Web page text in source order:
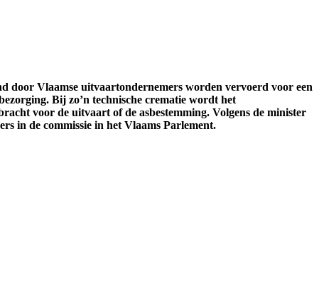
Vlaamse uitvaartondernemers worden vervoerd voor een
Bij zo’n technische crematie wordt het
voor de uitvaart of de asbestemming. Volgens de minister
in de commissie in het Vlaams Parlement.